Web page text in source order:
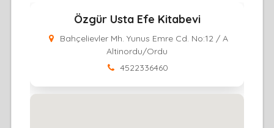
Özgür Usta Efe Kitabevi
Bahçelievler Mh. Yunus Emre Cd. No:12 / A
Altinordu/Ordu
4522336460